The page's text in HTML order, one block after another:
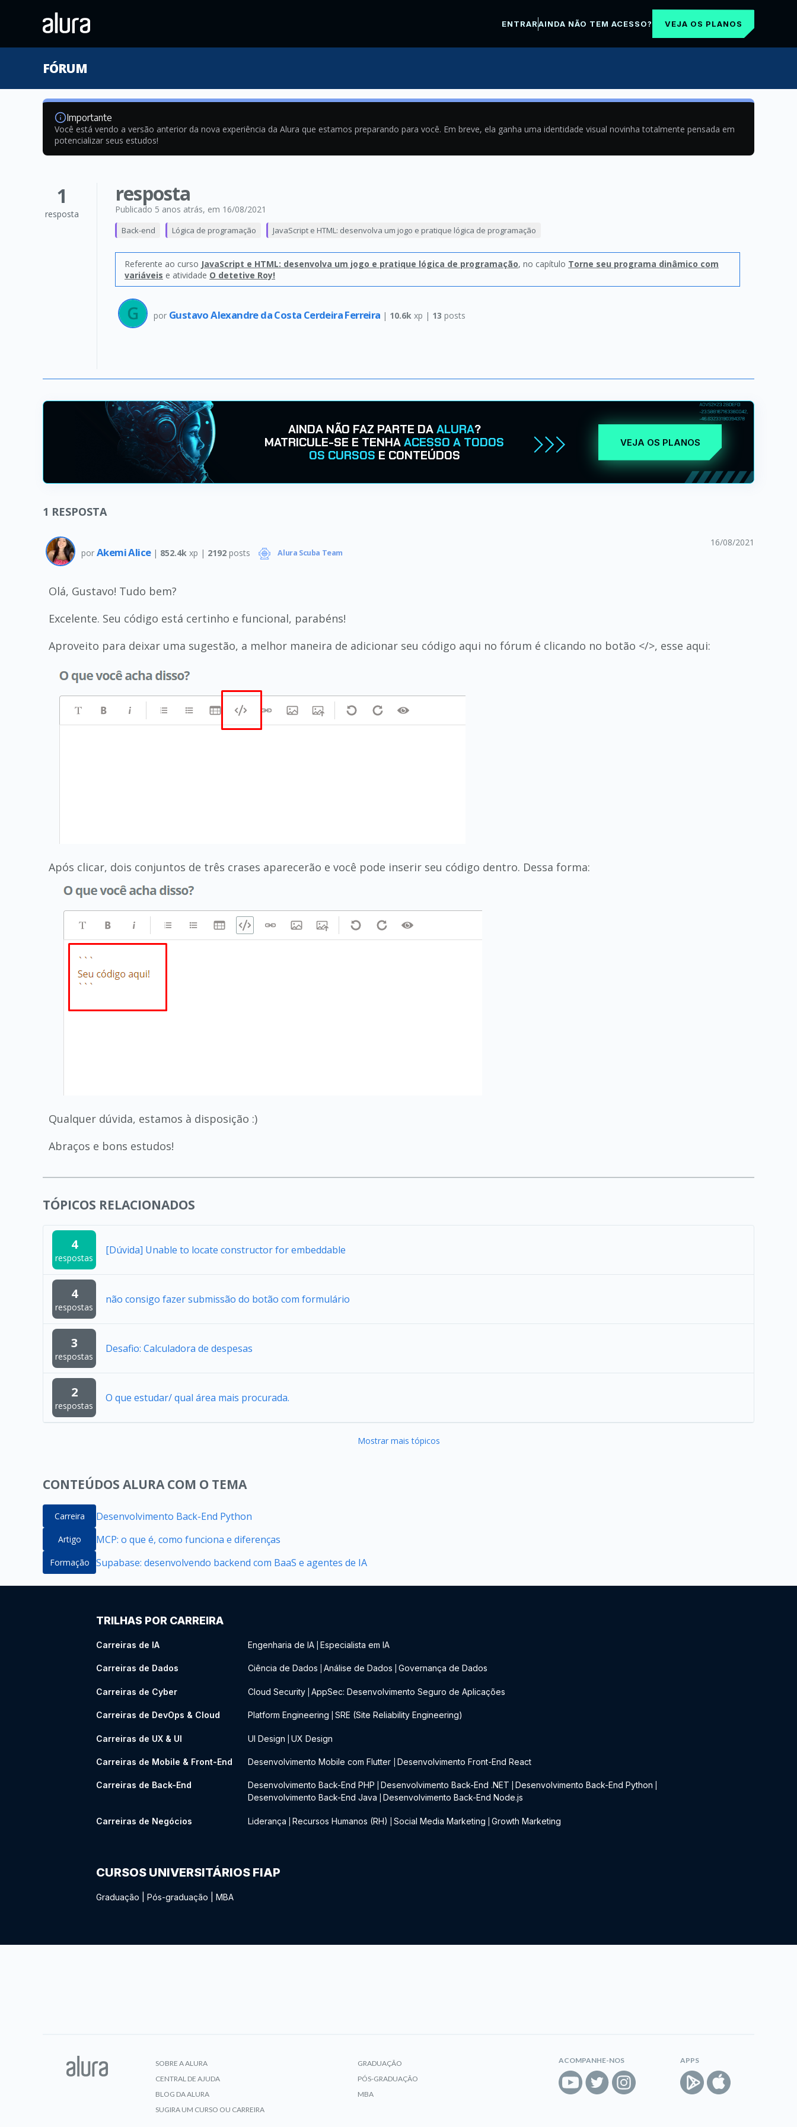
ENTRARAINDA NÃO TEM ACESSO? VEJA OS PLANOS
FÓRUM
Importante
Você está vendo a versão anterior da nova experiência da Alura que estamos preparando para você. Em breve, ela ganha uma identidade visual novinha totalmente pensada em
potencializar seus estudos!
1
resposta
resposta
Publicado 5 anos atrás, em 16/08/2021
Back-end Lógica de programação JavaScript e HTML: desenvolva um jogo e pratique lógica de programação
Referente ao curso JavaScript e HTML: desenvolva um jogo e pratique lógica de programação, no capítulo Torne seu programa dinâmico com
variáveis e atividade O detetive Roy!
por Gustavo Alexandre da Costa Cerdeira Ferreira | 10.6k xp | 13 posts
AINDA NÃO FAZ PARTE DAALURA?
MATRICULE-SE E TENHAACESSO A TODOS
OS CURSOS E CONTEÚDOS
VEJA OS PLANOS
1 RESPOSTA
por Akemi Alice | 852.4k xp | 2192posts Alura Scuba Team
16/08/2021
Olá, Gustavo! Tudo bem?
Excelente. Seu código está certinho e funcional, parabéns!
Aproveito para deixar uma sugestão, a melhor maneira de adicionar seu código aqui no fórum é clicando no botão </>, esse aqui:
Após clicar, dois conjuntos de três crases aparecerão e você pode inserir seu código dentro. Dessa forma:
Qualquer dúvida, estamos à disposição :)
Abraços e bons estudos!
TÓPICOS RELACIONADOS
4
respostas
[Dúvida] Unable to locate constructor for embeddable
4
respostas
não consigo fazer submissão do botão com formulário
3
respostas
Desafio: Calculadora de despesas
2
respostas
O que estudar/ qual área mais procurada.
Mostrar mais tópicos
CONTEÚDOS ALURA COM O TEMA
Carreira Desenvolvimento Back-End Python
Artigo MCP: o que é, como funciona e diferenças
Formação Supabase: desenvolvendo backend com BaaS e agentes de IA
TRILHAS POR CARREIRA
Carreiras de IA Engenharia de IA Especialista em IA
Carreiras de Dados Ciência de Dados Análise de Dados Governança de Dados
Carreiras de Cyber Cloud Security AppSec: Desenvolvimento Seguro de Aplicações
Carreiras de DevOps & Cloud Platform Engineering SRE (Site Reliability Engineering)
Carreiras de UX & UI UI Design UX Design
Carreiras de Mobile & Front-End Desenvolvimento Mobile com Flutter Desenvolvimento Front-End React
Carreiras de Back-End Desenvolvimento Back-End PHP Desenvolvimento Back-End .NET Desenvolvimento Back-End Python
Desenvolvimento Back-End Java Desenvolvimento Back-End Node.js
Carreiras de Negócios Liderança Recursos Humanos (RH) Social Media Marketing Growth Marketing
CURSOS UNIVERSITÁRIOS FIAP
Graduação Pós-graduação MBA
SOBRE A ALURA
CENTRAL DE AJUDA
BLOG DA ALURA
SUGIRA UM CURSO OU CARREIRA
GRADUAÇÃO
PÓS-GRADUAÇÃO
MBA
ACOMPANHE-NOS APPS